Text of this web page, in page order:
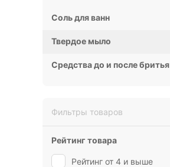
Соль для ванн
Твердое мыло
Средства до и после бритья
Фильтры товаров
Рейтинг товара
Рейтинг от 4 и выше